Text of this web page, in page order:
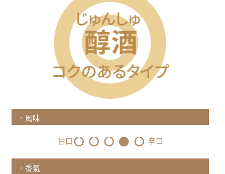
．風味
甘口 辛口
．香氣